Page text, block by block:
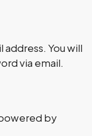
You will
via email.
by